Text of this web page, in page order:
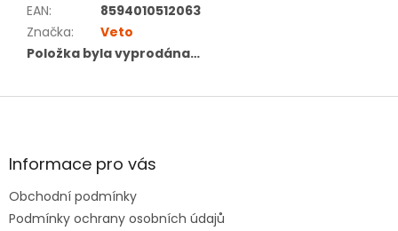
EAN:
8594010512063
Značka:
Veto
Položka byla vyprodána…
Z
aInformace pro vás
Obchodní podmínky
Podmínky ochrany osobních údajů